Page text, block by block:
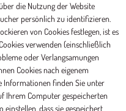
die Nutzung der Website
persönlich zu identifizieren.
von Cookies festlegen, ist es
verwenden (einschließlich
oder Verlangsamungen
Cookies nach eigenem
Informationen finden Sie unter
Ihrem Computer gespeicherten
dass sie gespeichert